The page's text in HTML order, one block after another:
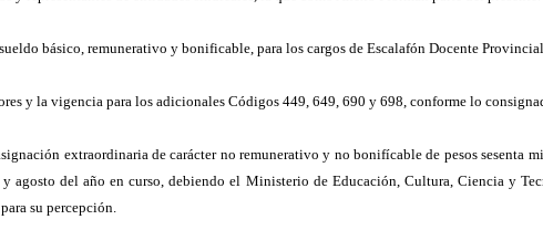
básico, remunerativo y bonificable, para los cargos de Escalafón Docente
y la vigencia para los adicionales Códigos 449, 649, 690 y 698, conforme lo
extraordinaria de carácter no remunerativo y no bonifícable de pesos sesenta
y agosto del año en curso, debiendo el Ministerio de Educación, Cultura, Ciencia y
su percepción.